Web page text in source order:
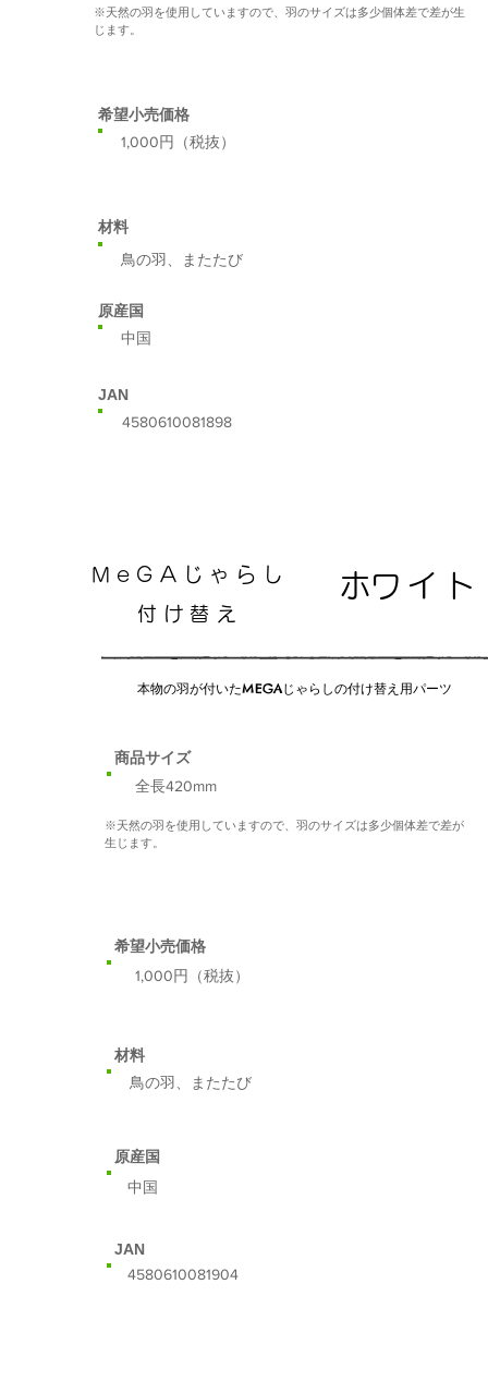
​※天然の羽を使用していますので、羽のサイズは多少個体差で差が生
じます。
希望小売価格
​1,000円（税抜）
​材料
鳥の羽、またたび
​原産国
​中国
​JAN
​4580610081898
​MeGAじゃらし
付け替え
​ホワイト
本物の羽が付いたMEGAじゃらしの付け替え用パーツ
​商品サイズ
​全長420mm
​※天然の羽を使用していますので、羽のサイズは多少個体差で差が
生じます。
希望小売価格
​1,000円（税抜）
​材料
鳥の羽、またたび
​原産国
​中国
​JAN
​4580610081904